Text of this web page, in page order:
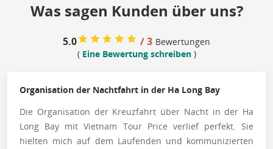
Was sagen Kunden über uns?
5.0 / 3 Bewertungen
( Eine Bewertung schreiben)
Organisation der Nachtfahrt in der Ha Long Bay
Die Organisation der Kreuzfahrt über Nacht in der Ha
Long Bay mit Vietnam Tour Price verlief perfekt. Sie
hielten mich auf dem Laufenden und kommunizierten